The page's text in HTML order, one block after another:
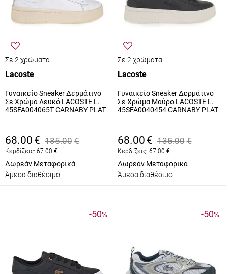
Σε 2 χρώματα
Lacoste
Γυναικείο Sneaker Δερμάτινο
Σε Χρώμα Λευκό LACOSTE L.
45SFA004065T CARNABY PLAT
68.00 € 135.00 €
Κερδίζεις: 67.00 €
Δωρεάν Μεταφορικά
Άμεσα διαθέσιμο
Σε 2 χρώματα
Lacoste
Γυναικείο Sneaker Δερμάτινο
Σε Χρώμα Μαύρο LACOSTE L.
45SFA0040454 CARNABY PLAT
68.00 € 135.00 €
Κερδίζεις: 67.00 €
Δωρεάν Μεταφορικά
Άμεσα διαθέσιμο
-50% -50%